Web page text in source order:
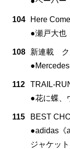
104
Here
●瀬戸大也
108
新連載 ク
112
TRAIL-
●花に蝶、
115
BEST
●adidas《
ジャケッ